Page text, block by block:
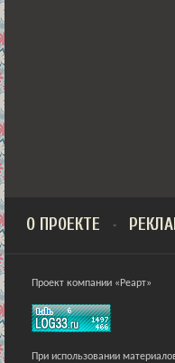
О ПРОЕКТЕ
Проект компании «Реарт»
При использовании